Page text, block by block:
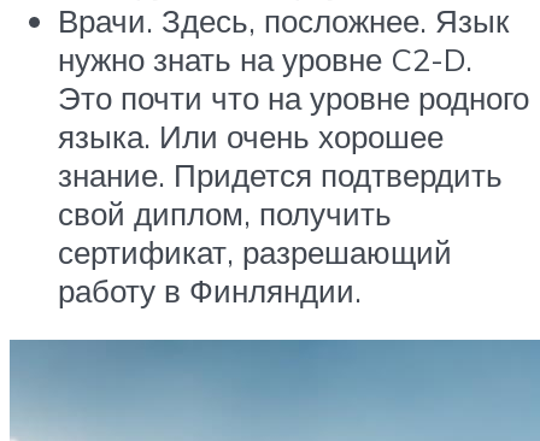
Врачи. Здесь, посложнее. Язык
нужно знать на уровне C2-D.
Это почти что на уровне родного
языка. Или очень хорошее
знание. Придется подтвердить
свой диплом, получить
сертификат, разрешающий
работу в Финляндии.